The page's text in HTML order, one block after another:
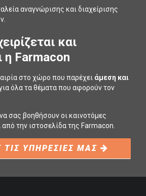
αναγνώρισης και διαχείρισης
και
η Farmacon
στο χώρο που παρέχει άμεση και
όλα τα θέματα που αφορούν τον
σας βοηθήσουν οι καινοτόμες
την ιστοσελίδα της Farmacon.
ΤΙΣ ΥΠΗΡΕΣΙΕΣ ΜΑΣ